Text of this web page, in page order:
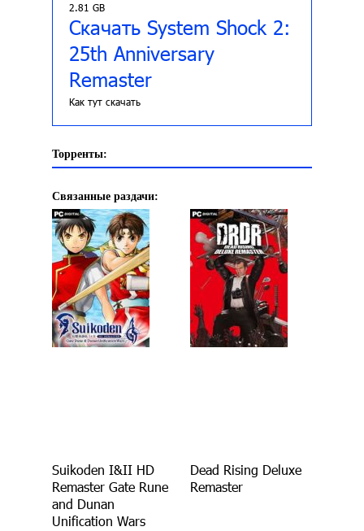
2.81 GB
Скачать System Shock 2:
25th Anniversary
Remaster
Как тут скачать
Торренты:
Связанные раздачи:
Suikoden I&II HD
Remaster Gate Rune
and Dunan
Unification Wars
Dead Rising Deluxe
Remaster